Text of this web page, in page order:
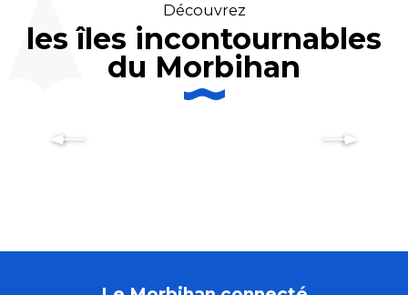
Découvrez
les îles incontournables
du Morbihan
Hennebont médiévale, artistique
et fluviale : une étape
incontournable en Morbihan